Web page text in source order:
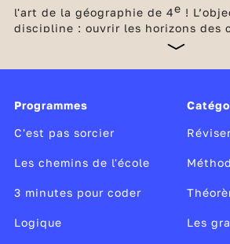
l'art de la géographie de 4e !
discipline : ouvrir les horizons des
grands enjeux territoriaux
Programmes
C'est pas sorcier
Les chemins de l'école
3 minutes pour coder
Logique Les